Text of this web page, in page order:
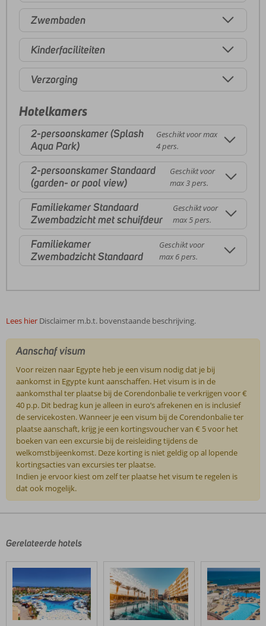
Zwembaden
Kinderfaciliteiten
Verzorging
Hotelkamers
2-persoonskamer (Splash
Aqua Park)
Geschikt voor max
4 pers.
2-persoonskamer Standaard
(garden- or pool view)
Geschikt voor
max 3 pers.
Familiekamer Standaard
Zwembadzicht met schuifdeur
Geschikt voor
max 5 pers.
Familiekamer
Zwembadzicht Standaard
Geschikt voor
max 6 pers.
Lees hier Disclaimer m.b.t. bovenstaande beschrijving.
Aanschaf visum
Voor reizen naar Egypte heb je een visum nodig dat je bij
aankomst in Egypte kunt aanschaffen. Het visum is in de
aankomsthal ter plaatse bij de Corendonbalie te verkrijgen voor €
40 p.p. Dit bedrag kun je alleen in euro’s afrekenen en is inclusief
de servicekosten. Wanneer je een visum bij de Corendonbalie ter
plaatse aanschaft, krijg je een kortingsvoucher van € 5 voor het
boeken van een excursie bij de reisleiding tijdens de
welkomstbijeenkomst. Deze korting is niet geldig op al lopende
kortingsacties van excursies ter plaatse.
Indien je ervoor kiest om zelf ter plaatse het visum te regelen is
dat ook mogelijk.
door
klanten
na
hun
verblijf
Gerelateerde hotels